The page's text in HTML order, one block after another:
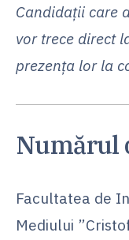
Candidații care
vor trece direct
prezența lor la
Numărul
Facultatea de
Mediului